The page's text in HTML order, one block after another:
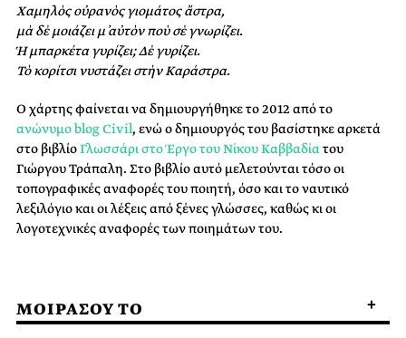
Χαμηλὸς οὐρανὸς γιομάτος ἄστρα,
μὰ δὲ μοιάζει μ᾿ αὐτὸν ποὺ σὲ γνωρίζει.
Ἡ μπαρκέτα γυρίζει; Δὲ γυρίζει.
Τὸ κορίτσι νυστάζει στὴν Καράστρα.
Ο χάρτης φαίνεται να δημιουργήθηκε το 2012 από το
ανώνυμο blog Civil, ενώ ο δημιουργός του βασίστηκε αρκετά
στο βιβλίοΓλωσσάρι στο Έργο του Νίκου Καββαδίατου
Γιώργου Τράπαλη. Στο βιβλίο αυτό μελετούνται τόσο οι
τοπογραφικές αναφορές του ποιητή, όσο και το ναυτικό
λεξιλόγιο και οι λέξεις από ξένες γλώσσες, καθώς κι οι
λογοτεχνικές αναφορές των ποιημάτων του.
ΜΟΙΡΑΣΟΥ ΤΟ